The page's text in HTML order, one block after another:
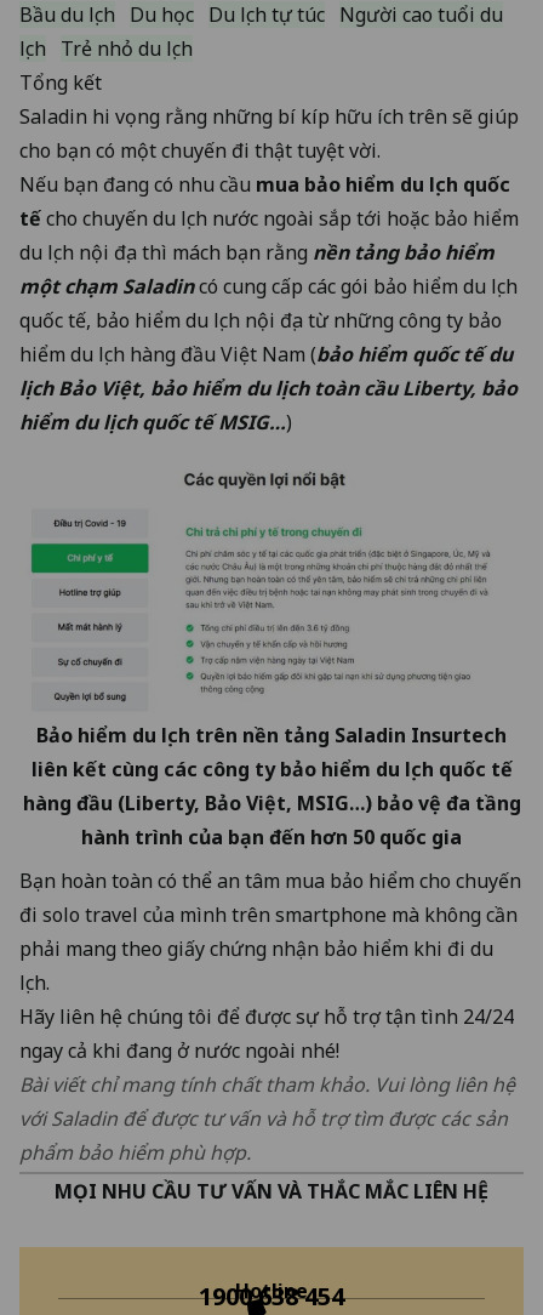
Bầu du lịch
Du học Du lịch tự túc Người cao tuổi du
lịch
Trẻ nhỏ du lịch
Tổng kết
Saladin hi vọng rằng những bí kíp hữu ích trên sẽ giúp
cho bạn có một chuyến đi thật tuyệt vời.
Nếu bạn đang có nhu cầu mua bảo hiểm du lịch quốc
tếcho chuyến du lịch nước ngoài sắp tới hoặc bảo hiểm
du lịch nội địa thì mách bạn rằng nền tảng bảo hiểm
một chạm Saladincó cung cấp các gói bảo hiểm du lịch
quốc tế, bảo hiểm du lịch nội địa từ những công ty bảo
hiểm du lịch hàng đầu Việt Nam (bảo hiểm quốc tế du
lịch Bảo Việt, bảo hiểm du lịch toàn cầu Liberty, bảo
hiểm du lịch quốc tế MSIG…)
Bảo hiểm du lịch trên nền tảng Saladin Insurtech
liên kết cùng các công ty bảo hiểm du lịch quốc tế
hàng đầu (Liberty, Bảo Việt, MSIG…) bảo vệ đa tầng
hành trình của bạn đến hơn 50 quốc gia
Bạn hoàn toàn có thể an tâm mua bảo hiểm cho chuyến
đi solo travel của mình trên smartphone mà không cần
phải mang theo giấy chứng nhận bảo hiểm khi đi du
lịch.
Hãy liên hệ chúng tôi để được sự hỗ trợ tận tình 24/24
ngay cả khi đang ở nước ngoài nhé!
Bài viết chỉ mang tính chất tham khảo. Vui lòng liên hệ
với Saladin để được tư vấn và hỗ trợ tìm được các sản
phẩm bảo hiểm phù hợp.
MỌI NHU CẦU TƯ VẤN VÀ THẮC MẮC LIÊN HỆ
Hotline
1900 638 454